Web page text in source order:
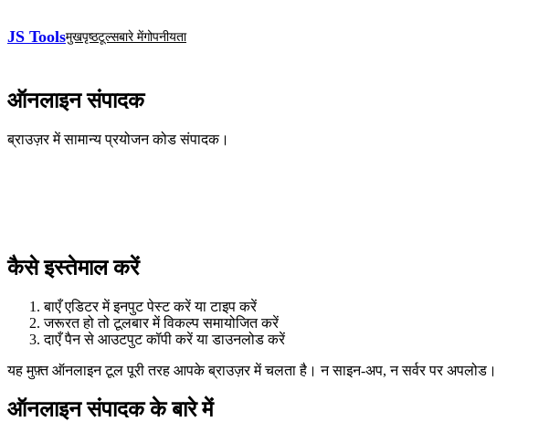
JS Toolsमुखपृष्ठटूल्सबारे मेंगोपनीयता
ऑनलाइन संपादक
ब्राउज़र में सामान्य प्रयोजन कोड संपादक।
कैसे इस्तेमाल करें
बाएँ एडिटर में इनपुट पेस्ट करें या टाइप करें
जरूरत हो तो टूलबार में विकल्प समायोजित करें
दाएँ पैन से आउटपुट कॉपी करें या डाउनलोड करें
यह मुफ़्त ऑनलाइन टूल पूरी तरह आपके ब्राउज़र में चलता है। न साइन‑अप, न सर्वर पर अपलोड।
ऑनलाइन संपादक के बारे में